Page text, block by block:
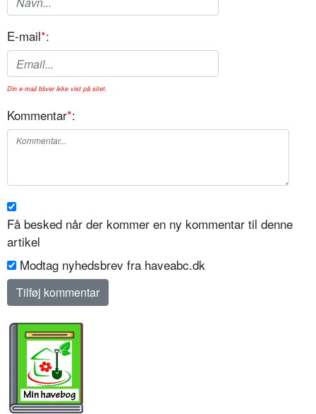
E-mail*:
Din e-mail bliver ikke vist på sitet.
Kommentar*:
Få besked når der kommer en ny kommentar til denne
artikel
Modtag nyhedsbrev fra haveabc.dk